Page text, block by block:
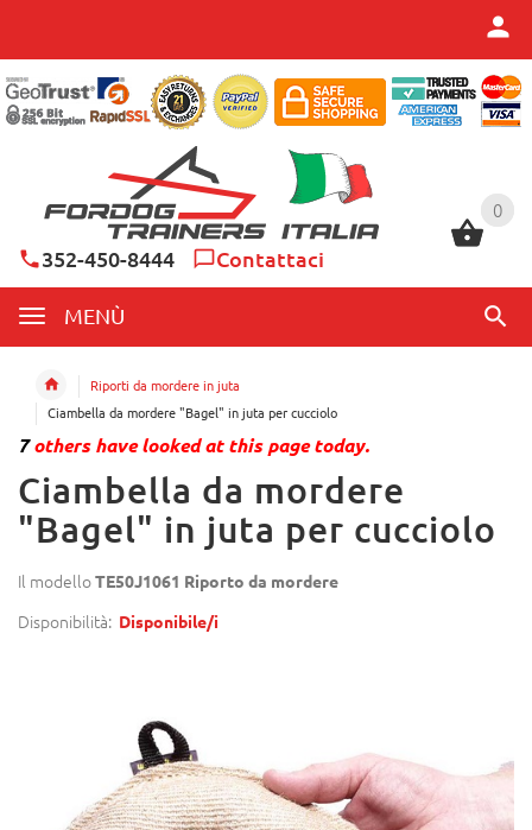
0
352-450-8444 Contattaci
MENÙ
0
Riporti da mordere in juta
Ciambella da mordere "Bagel" in juta per cucciolo
7others have looked at this page today.
Ciambella da mordere
"Bagel" in juta per cucciolo
Il modelloTE50J1061 Riporto da mordere
Disponibilità: Disponibile/i